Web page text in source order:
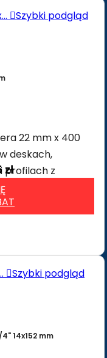
Szybki podgląd
22 mm x 400
deskach,
profilach z
Szybki podgląd
14x152 mm